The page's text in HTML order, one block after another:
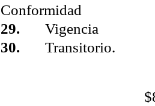
Conformidad
29. Vigencia
30. Transitorio.